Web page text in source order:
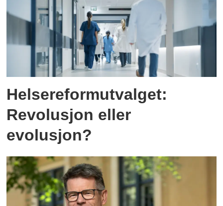
Helsereformutvalget:
Revolusjon eller
evolusjon?